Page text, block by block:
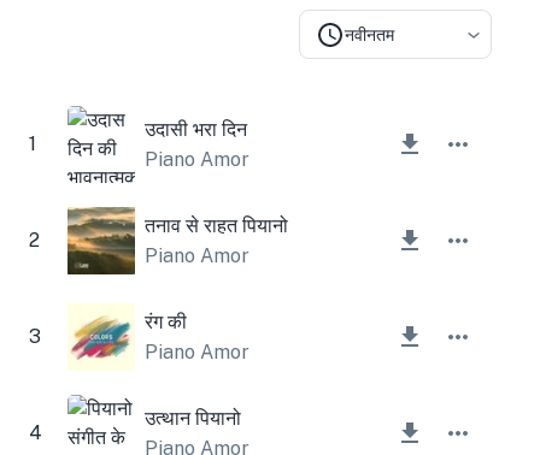
नवीनतम
1
उदासी भरा दिन
Piano Amor
2
तनाव से राहत पियानो
Piano Amor
3
रंग की
Piano Amor
4
उत्थान पियानो
Piano Amor